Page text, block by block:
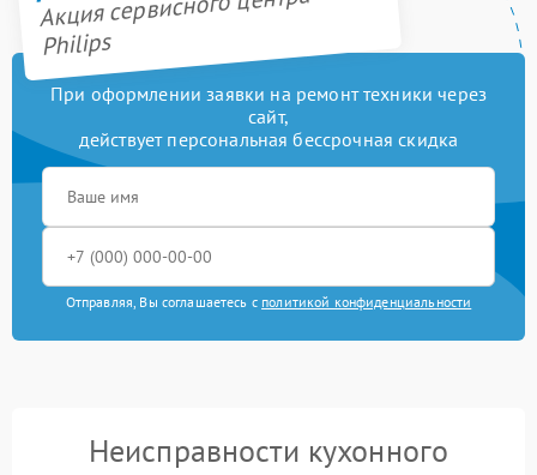
Philips
При оформлении заявки на ремонт техники через
сайт,
действует персональная бессрочная скидка
Отправляя, Вы соглашаетесь с политикой конфиденциальности
Неисправности кухонного